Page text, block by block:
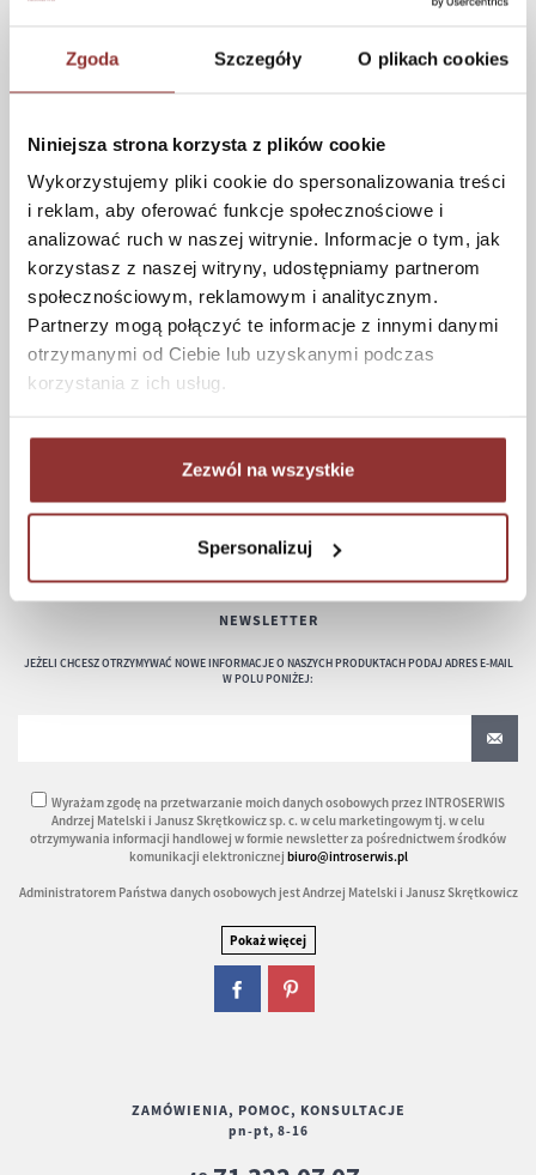
Zgoda Szczegóły O plikach cookies
Niniejsza strona korzysta z plików cookie
Wykorzystujemy pliki cookie do spersonalizowania treści
i reklam, aby oferować funkcje społecznościowe i
analizować ruch w naszej witrynie. Informacje o tym, jak
korzystasz z naszej witryny, udostępniamy partnerom
społecznościowym, reklamowym i analitycznym.
Partnerzy mogą połączyć te informacje z innymi danymi
otrzymanymi od Ciebie lub uzyskanymi podczas
korzystania z ich usług.
Zezwól na wszystkie
Spersonalizuj
Formy płatności
Koszt dostawy
Informacje techniczne
POMOC
Regulamin
Konserwacja i czyszczenie
NEWSLETTER
JEŻELI CHCESZ OTRZYMYWAĆ NOWE INFORMACJE O NASZYCH PRODUKTACH PODAJ ADRES E-MAIL
W POLU PONIŻEJ:
Wyrażam zgodę na przetwarzanie moich danych osobowych przez INTROSERWIS
Andrzej Matelski i Janusz Skrętkowicz sp. c. w celu marketingowym tj. w celu
otrzymywania informacji handlowej w formie newsletter za pośrednictwem środków
komunikacji elektronicznej biuro@introserwis.pl
Administratorem Państwa danych osobowych jest Andrzej Matelski i Janusz Skrętkowicz
ZAMÓWIENIA, POMOC, KONSULTACJE
pn-pt, 8-16